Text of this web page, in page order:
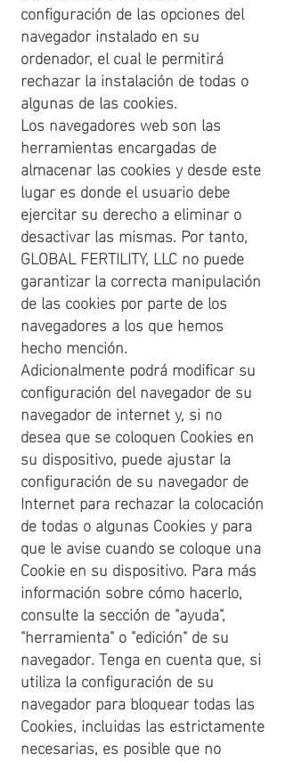
configuración de las opciones del
navegador instalado en su
ordenador, el cual le permitirá
rechazar la instalación de todas o
algunas de las cookies.
Los navegadores web son las
herramientas encargadas de
almacenar las cookies y desde este
lugar es donde el usuario debe
ejercitar su derecho a eliminar o
desactivar las mismas. Por tanto,
GLOBAL FERTILITY, LLC no puede
garantizar la correcta manipulación
de las cookies por parte de los
navegadores a los que hemos
hecho mención.
Adicionalmente podrá modificar su
configuración del navegador de su
navegador de internet y, si no
desea que se coloquen Cookies en
su dispositivo, puede ajustar la
configuración de su navegador de
Internet para rechazar la colocación
de todas o algunas Cookies y para
que le avise cuando se coloque una
Cookie en su dispositivo. Para más
información sobre cómo hacerlo,
consulte la sección de "ayuda",
"herramienta" o "edición" de su
navegador. Tenga en cuenta que, si
utiliza la configuración de su
navegador para bloquear todas las
Cookies, incluidas las estrictamente
necesarias, es posible que no